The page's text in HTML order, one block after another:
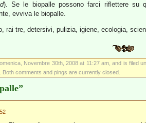
). Se le biopalle possono farci riflettere su
evviva le biopalle.
rai tre, detersivi, pulizia, igiene, ecologia,
Novembre 30th, 2008 at 11:27 am, and is filed
Both comments and pings are currently closed.